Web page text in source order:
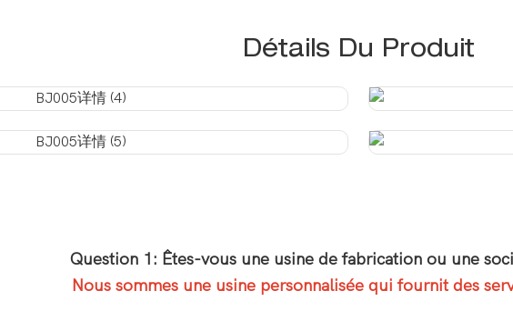
Détails Du Produit
Question 1: Êtes-vous une usine de fabrication ou une
Nous sommes une usine personnalisée qui fournit des